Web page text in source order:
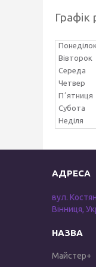
Графік
Понеділок
Вівторок
Середа
Четвер
Пʼятниця
Субота
Неділя
вул.
Вінниця,
Майстер+